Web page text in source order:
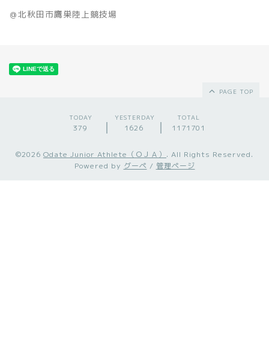
＠北秋田市鷹巣陸上競技場
PAGE TOP
TODAY
379
YESTERDAY
1626
TOTAL
1171701
©2026 Odate Junior Athlete（ＯＪＡ） . All Rights Reserved.
Powered by グーペ / 管理ページ